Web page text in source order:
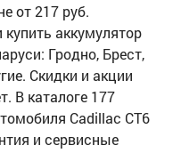
от 217 руб.
аккумулятор
Гродно, Брест,
Скидки и акции
В каталоге 177
Cadillac CT6
и сервисные